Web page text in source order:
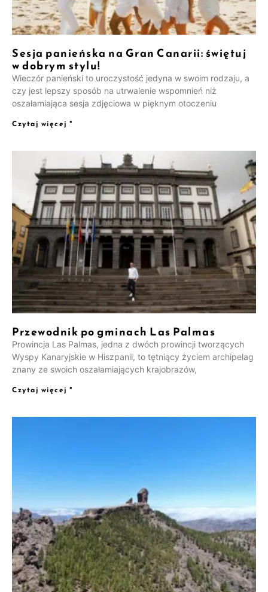
Sesja panieńska na Gran Canarii: świętuj
w dobrym stylu!
Wieczór panieński to uroczystość jedyna w swoim rodzaju, a
czy jest lepszy sposób na utrwalenie wspomnień niż
oszałamiająca sesja zdjęciowa w pięknym otoczeniu
Czytaj więcej "
Przewodnik po gminach Las Palmas
Prowincja Las Palmas, jedna z dwóch prowincji tworzących
Wyspy Kanaryjskie w Hiszpanii, to tętniący życiem archipelag
znany ze swoich oszałamiających krajobrazów,
Czytaj więcej "